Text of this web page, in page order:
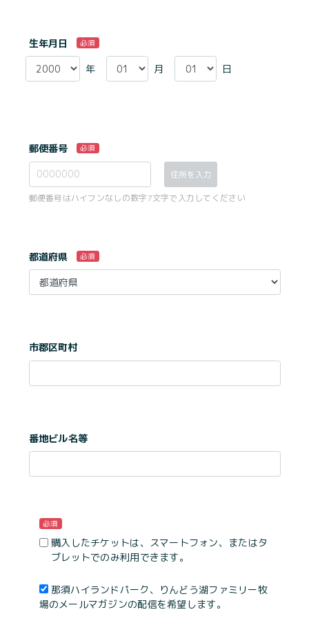
生年月日 必須
年 月 日
郵便番号 必須
住所を入力
郵便番号はハイフンなしの数字7文字で入力してください
都道府県 必須
市郡区町村
番地ビル名等
必須
購入したチケットは、スマートフォン、またはタ
ブレットでのみ利用できます。
那須ハイランドパーク、りんどう湖ファミリー牧
場のメールマガジンの配信を希望します。